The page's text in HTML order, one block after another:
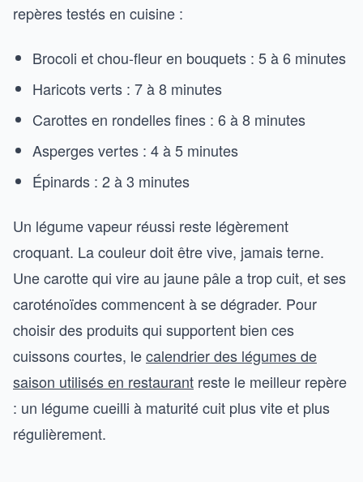
repères testés en cuisine :
Brocoli et chou-fleur en bouquets : 5 à 6 minutes
Haricots verts : 7 à 8 minutes
Carottes en rondelles fines : 6 à 8 minutes
Asperges vertes : 4 à 5 minutes
Épinards : 2 à 3 minutes
Un légume vapeur réussi reste légèrement
croquant. La couleur doit être vive, jamais terne.
Une carotte qui vire au jaune pâle a trop cuit, et ses
caroténoïdes commencent à se dégrader. Pour
choisir des produits qui supportent bien ces
cuissons courtes, lecalendrier des légumes de
saison utilisés en restaurant reste le meilleur repère
: un légume cueilli à maturité cuit plus vite et plus
régulièrement.